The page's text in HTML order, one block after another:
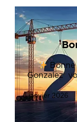
Gonzalez
6 janvier 2026